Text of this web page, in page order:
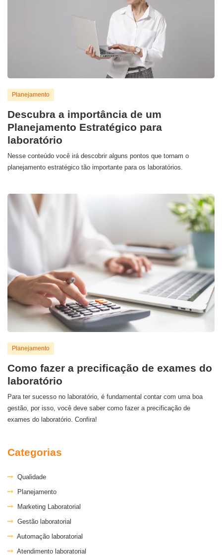
Planejamento
Descubra a importância de um
Planejamento Estratégico para
laboratório
Nesse conteúdo você irá descobrir alguns pontos que tornam o
planejamento estratégico tão importante para os laboratórios.
Planejamento
Como fazer a precificação de exames do
laboratório
Para ter sucesso no laboratório, é fundamental contar com uma boa
gestão, por isso, você deve saber como fazer a precificação de
exames do laboratório. Confira!
Categorias
Qualidade
Planejamento
Marketing Laboratorial
Gestão laboratorial
Automação laboratorial
Atendimento laboratorial